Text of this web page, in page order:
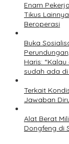
Enam
Tikus
Beroperasi
Buka
Haris:
sudah ada di
Terkait
Jawaban
Alat Berat
Dongfeng di